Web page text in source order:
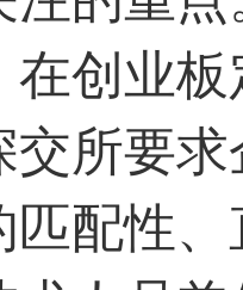
在创业
交所要
配性